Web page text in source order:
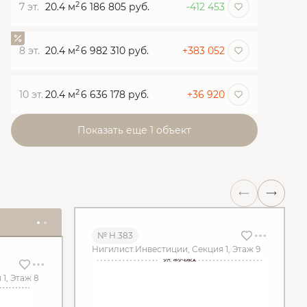
7 эт. 20.4 м26 186 805 руб. -412 453
8 эт. 20.4 м26 982 310 руб. +383 052
10 эт. 20.4 м26 636 178 руб. +36 920
Показать еще 1 объект
Этаж 8
№ Н.383
Нигилист.Инвестиции, Секция 1, Этаж 9